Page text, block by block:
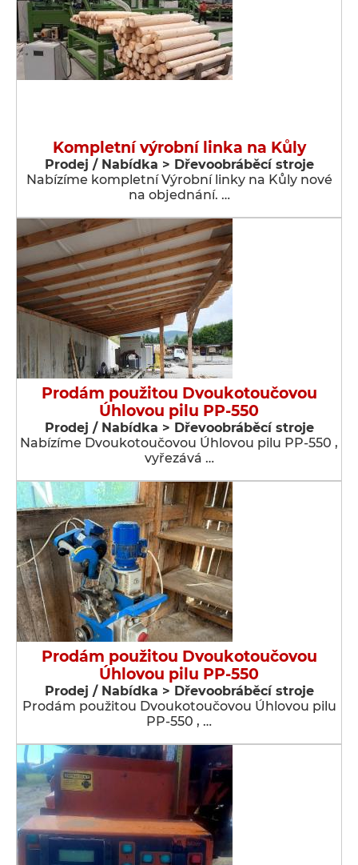
Kompletní výrobní linka na Kůly
Prodej / Nabídka > Dřevoobráběcí stroje
Nabízíme kompletní Výrobní linky na Kůly nové
na objednání. …
Prodám použitou Dvoukotoučovou
Úhlovou pilu PP-550
Prodej / Nabídka > Dřevoobráběcí stroje
Nabízíme Dvoukotoučovou Úhlovou pilu PP-550 ,
vyřezává …
Prodám použitou Dvoukotoučovou
Úhlovou pilu PP-550
Prodej / Nabídka > Dřevoobráběcí stroje
Prodám použitou Dvoukotoučovou Úhlovou pilu
PP-550 , …